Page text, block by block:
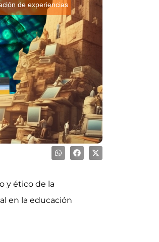
de experiencias
y ético de la
en la educación